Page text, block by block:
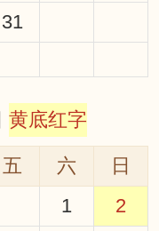
31
黄底红字
五 六
日
1
2